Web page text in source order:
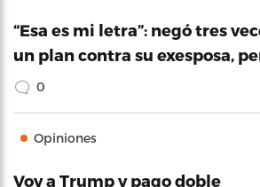
“Esa es mi letra”: negó tres
un plan contra su exesposa,
0
Opiniones
Voy a Trump y pago doble